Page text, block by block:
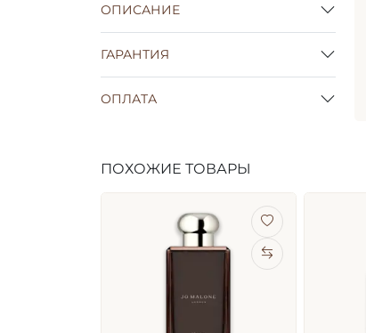
ОПИСАНИЕ
ГАРАНТИЯ
ОПЛАТА
ПОХОЖИЕ ТОВАРЫ